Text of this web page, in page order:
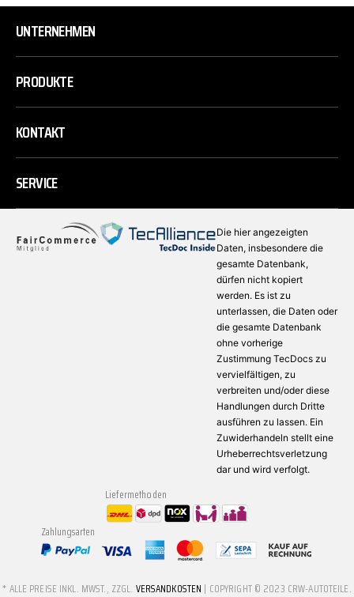
UNTERNEHMEN
PRODUKTE
KONTAKT
SERVICE
Die hier angezeigten
Daten, insbesondere die
gesamte Datenbank,
dürfen nicht kopiert
werden. Es ist zu
unterlassen, die Daten oder
die gesamte Datenbank
ohne vorherige
Zustimmung TecDocs zu
vervielfältigen, zu
verbreiten und/oder diese
Handlungen durch Dritte
ausführen zu lassen. Ein
Zuwiderhandeln stellt eine
Urheberrechtsverletzung
dar und wird verfolgt.
Liefermethoden
Zahlungsarten
* ALLE PREISE INKL. MWST., ZZGL. VERSANDKOSTEN | COPYRIGHT © 2023 CRW-AUTOTEILE.